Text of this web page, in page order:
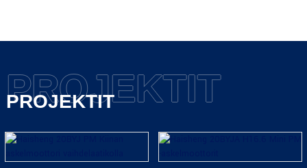
PROJEKTIT
PROJEKTIT